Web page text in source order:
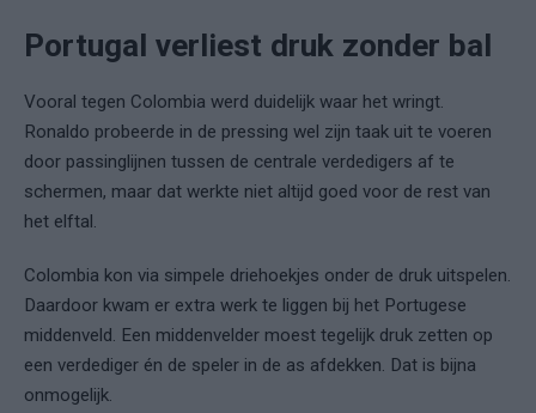
Portugal verliest druk zonder bal
Vooral tegen Colombia werd duidelijk waar het wringt.
Ronaldo probeerde in de pressing wel zijn taak uit te voeren
door passinglijnen tussen de centrale verdedigers af te
schermen, maar dat werkte niet altijd goed voor de rest van
het elftal.
Colombia kon via simpele driehoekjes onder de druk uitspelen.
Daardoor kwam er extra werk te liggen bij het Portugese
middenveld. Een middenvelder moest tegelijk druk zetten op
een verdediger én de speler in de as afdekken. Dat is bijna
onmogelijk.